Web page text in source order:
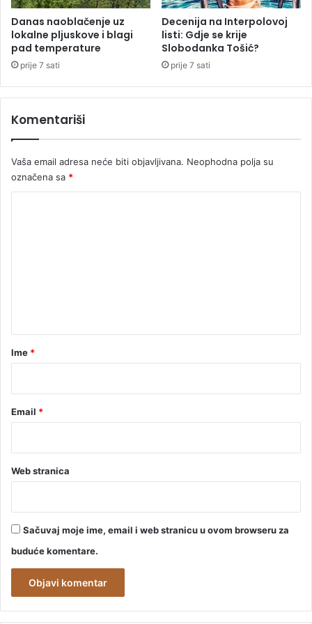
n
j
e
Danas naoblačenje uz
lokalne pljuskove i blagi
pad temperature
prije 7 sati
Decenija na Interpolovoj
listi: Gdje se krije
Slobodanka Tošić?
prije 7 sati
Komentariši
Vaša email adresa neće biti objavljivana. Neophodna polja su
označena sa *
rIme *
Email *
Web stranica
Sačuvaj moje ime, email i web stranicu u ovom browseru za
buduće komentare.